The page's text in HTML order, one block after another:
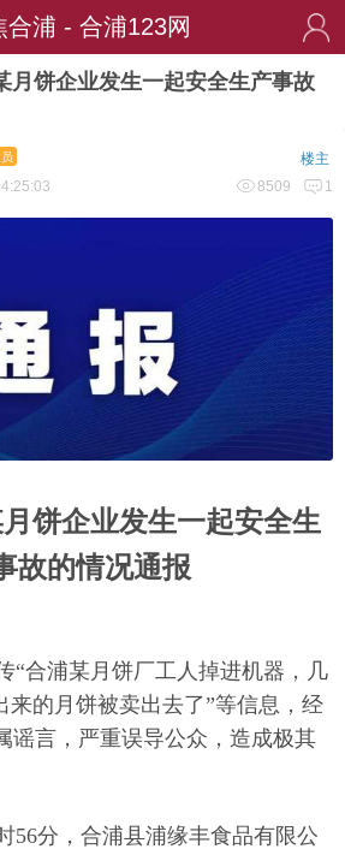
合浦 - 合浦123网
月饼企业发生一起安全生产事故
楼主
8509 1
饼企业发生一起安全生
故的情况通报
合浦某月饼厂工人掉进机器，几
来的月饼被卖出去了”等信息，经
谣言，严重误导公众，造成极其
56分，合浦县浦缘丰食品有限公